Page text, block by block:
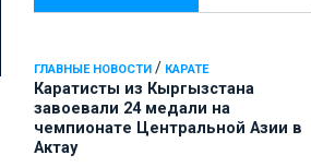
ГЛАВНЫЕ НОВОСТИ / КАРАТЕ
Каратисты из Кыргызстана
завоевали 24 медали на
чемпионате Центральной Азии в
Актау